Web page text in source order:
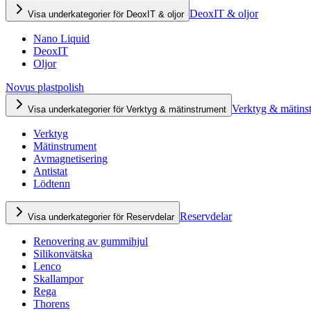
Visa underkategorier för DeoxIT & oljor DeoxIT & oljor
Nano Liquid
DeoxIT
Oljor
Novus plastpolish
Visa underkategorier för Verktyg & mätinstrument Verktyg &
Verktyg
Mätinstrument
Avmagnetisering
Antistat
Lödtenn
Visa underkategorier för Reservdelar Reservdelar
Renovering av gummihjul
Silikonvätska
Lenco
Skallampor
Rega
Thorens